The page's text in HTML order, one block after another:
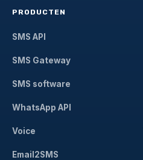
PRODUCTEN
SMS API
SMS Gateway
SMS software
WhatsApp API
Voice
Email2SMS